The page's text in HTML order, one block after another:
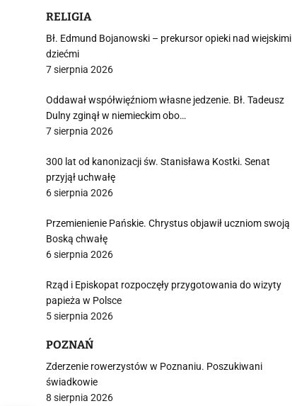
RELIGIA
Bł. Edmund Bojanowski – prekursor opieki nad wiejskimi
dziećmi
7 sierpnia 2026
Oddawał współwięźniom własne jedzenie. Bł. Tadeusz
Dulny zginął w niemieckim obo…
7 sierpnia 2026
300 lat od kanonizacji św. Stanisława Kostki. Senat
przyjął uchwałę
6 sierpnia 2026
Przemienienie Pańskie. Chrystus objawił uczniom swoją
Boską chwałę
6 sierpnia 2026
Rząd i Episkopat rozpoczęły przygotowania do wizyty
papieża w Polsce
5 sierpnia 2026
POZNAŃ
Zderzenie rowerzystów w Poznaniu. Poszukiwani
świadkowie
8 sierpnia 2026